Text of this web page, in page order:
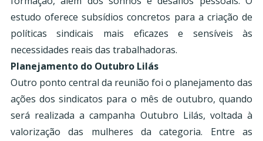
estudo oferece subsídios concretos para a criação de
políticas sindicais mais eficazes e sensíveis às
necessidades reais das trabalhadoras.
Planejamento do Outubro Lilás
Outro ponto central da reunião foi o planejamento das
ações dos sindicatos para o mês de outubro, quando
será realizada a campanha Outubro Lilás, voltada à
valorização das mulheres da categoria. Entre as